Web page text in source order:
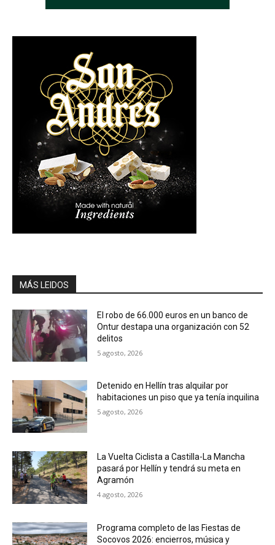
MÁS LEIDOS
El robo de 66.000 euros en un banco de
Ontur destapa una organización con 52
delitos
5 agosto, 2026
Detenido en Hellín tras alquilar por
habitaciones un piso que ya tenía inquilina
5 agosto, 2026
La Vuelta Ciclista a Castilla-La Mancha
pasará por Hellín y tendrá su meta en
Agramón
4 agosto, 2026
Programa completo de las Fiestas de
Socovos 2026: encierros, música y